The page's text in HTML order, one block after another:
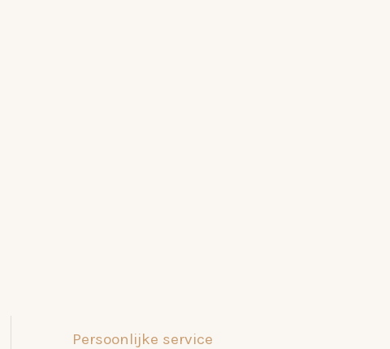
Persoonlijke service